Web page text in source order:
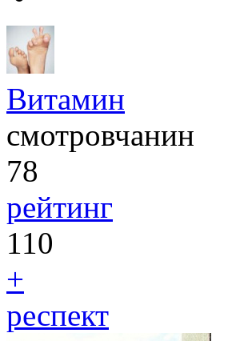
Витамин
смотровчанин
78
рейтинг
110
+
респект